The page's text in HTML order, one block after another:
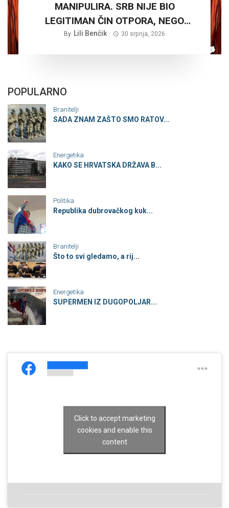
MANIPULIRA. SRB NIJE BIO
LEGITIMAN ČIN OTPORA, NEGO
PLANSKA ČETNIČKA AGRESIJA SA
By Lili Benčik 30 srpnja, 2026
POPULARNO
Branitelji
SADA ZNAM ZAŠTO SMO RATOV...
Energetika
KAKO SE HRVATSKA DRŽAVA B...
Politika
Republika dubrovačkog kuk...
Branitelji
Što to svi gledamo, a rij...
Energetika
SUPERMEN IZ DUGOPOLJAR...
Click to accept marketing
cookies and enable this
content